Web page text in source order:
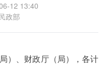
12 13:40
政部
）、财政厅（局），各计